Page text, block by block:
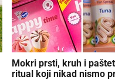
Mokri prsti, kruh i
ritual koji nikad nismo